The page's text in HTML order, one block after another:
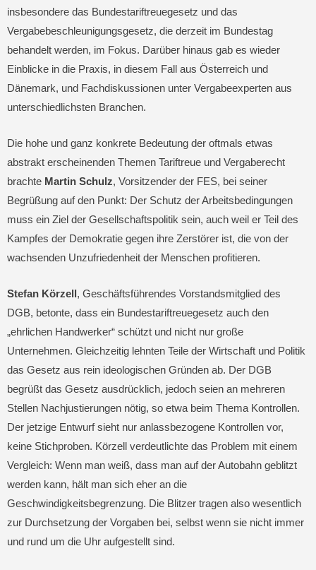
insbesondere das Bundestariftreuegesetz und das
Vergabebeschleunigungsgesetz, die derzeit im Bundestag
behandelt werden, im Fokus. Darüber hinaus gab es wieder
Einblicke in die Praxis, in diesem Fall aus Österreich und
Dänemark, und Fachdiskussionen unter Vergabeexperten aus
unterschiedlichsten Branchen.
Die hohe und ganz konkrete Bedeutung der oftmals etwas
abstrakt erscheinenden Themen Tariftreue und Vergaberecht
brachte Martin Schulz, Vorsitzender der FES, bei seiner
Begrüßung auf den Punkt: Der Schutz der Arbeitsbedingungen
muss ein Ziel der Gesellschaftspolitik sein, auch weil er Teil des
Kampfes der Demokratie gegen ihre Zerstörer ist, die von der
wachsenden Unzufriedenheit der Menschen profitieren.
Stefan Körzell, Geschäftsführendes Vorstandsmitglied des
DGB, betonte, dass ein Bundestariftreuegesetz auch den
„ehrlichen Handwerker“ schützt und nicht nur große
Unternehmen. Gleichzeitig lehnten Teile der Wirtschaft und Politik
das Gesetz aus rein ideologischen Gründen ab. Der DGB
begrüßt das Gesetz ausdrücklich, jedoch seien an mehreren
Stellen Nachjustierungen nötig, so etwa beim Thema Kontrollen.
Der jetzige Entwurf sieht nur anlassbezogene Kontrollen vor,
keine Stichproben. Körzell verdeutlichte das Problem mit einem
Vergleich: Wenn man weiß, dass man auf der Autobahn geblitzt
werden kann, hält man sich eher an die
Geschwindigkeitsbegrenzung. Die Blitzer tragen also wesentlich
zur Durchsetzung der Vorgaben bei, selbst wenn sie nicht immer
und rund um die Uhr aufgestellt sind.